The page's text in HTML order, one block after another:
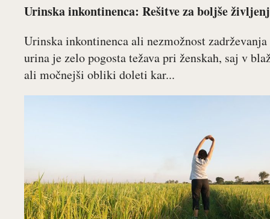
Urinska inkontinenca: Rešitve za boljše
Urinska inkontinenca ali nezmožnost zadrževanja
urina je zelo pogosta težava pri ženskah, saj v
ali močnejši obliki doleti kar...